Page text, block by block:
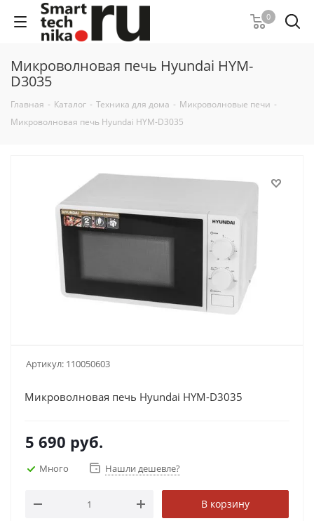
0
Микроволновая печь Hyundai HYM-
D3035
Главная - Каталог - Техника для дома - Микроволновые печи -
Микроволновая печь Hyundai HYM-D3035
Артикул: 110050603
Микроволновая печь Hyundai HYM-D3035
5 690 руб.
Много Нашли дешевле?
В корзину